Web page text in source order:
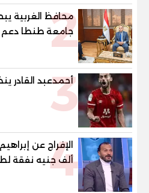
2
محافظ الغربية
جامعة طنطا دعم
الاستفادة من
3
أحمدعبد القادر ينضم
4
ألف جنيه نفقة